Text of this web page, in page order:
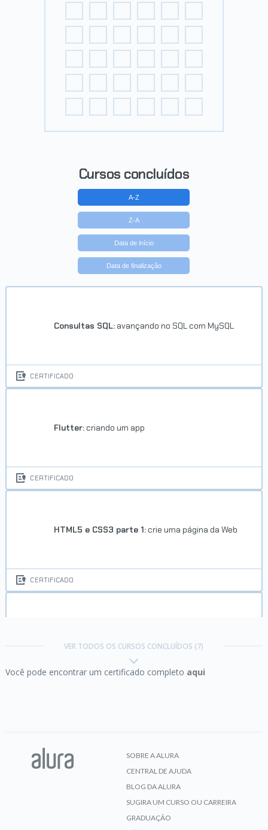
Cursos concluídos
A-Z
Z-A
Data de início
Data de finalização
Consultas SQL: avançando no SQL com MySQL
CERTIFICADO
Flutter: criando um app
CERTIFICADO
HTML5 e CSS3 parte 1: crie uma página da Web
CERTIFICADO
VER TODOS OS CURSOS CONCLUÍDOS (7)
Você pode encontrar um certificado completo aqui
SOBRE A ALURA
CENTRAL DE AJUDA
BLOG DA ALURA
SUGIRA UM CURSO OU CARREIRA
GRADUAÇÃO